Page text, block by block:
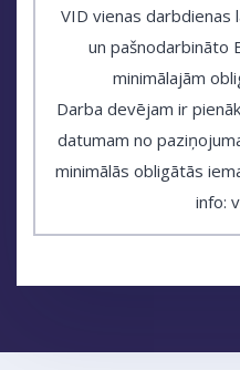
VID vienas darbdienas
un pašnodarbināto
minimālajām
Darba devējam ir
datumam no
minimālās obligātās
info: